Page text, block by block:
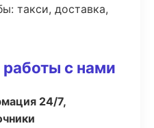
такси, доставка,
с нами
24/7,